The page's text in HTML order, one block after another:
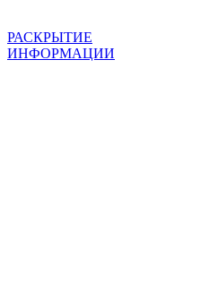
РАСКРЫТИЕ
ИНФОРМАЦИИ